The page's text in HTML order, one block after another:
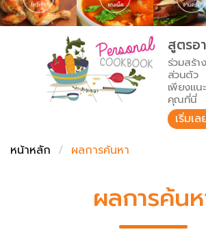
เคล็ดลับน่ารู้
เปรียบเทียบหน่วยการตวง
เปรียบเทียบอุณหภูมิ
เปรียบเทียบน้ำหนักวัตถุดิบ
FoodPedia
สร้าง Cookbook
สูตรอ
ร่วมสร้
ส่วนตัว
เพียงแน
คุณที่นี่
เริ่มเล
หน้าหลัก
ผลการค้นหา
ผลการค้น